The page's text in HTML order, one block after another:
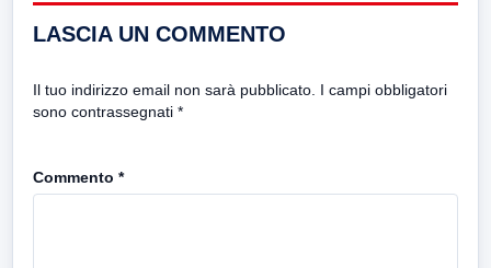
LASCIA UN COMMENTO
Il tuo indirizzo email non sarà pubblicato. I campi obbligatori
sono contrassegnati *
Commento *